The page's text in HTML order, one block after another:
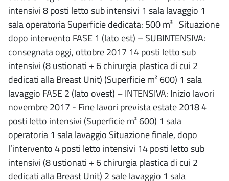
intensivi 8 posti letto sub intensivi 1 sala lavaggio 1
sala operatoria Superficie dedicata: 500 m² Situazione
dopo intervento FASE 1 (lato est) – SUBINTENSIVA:
consegnata oggi, ottobre 2017 14 posti letto sub
intensivi (8 ustionati + 6 chirurgia plastica di cui 2
dedicati alla Breast Unit) (Superficie m² 600) 1 sala
lavaggio FASE 2 (lato ovest) – INTENSIVA: Inizio lavori
novembre 2017 - Fine lavori prevista estate 2018 4
posti letto intensivi (Superficie m² 600) 1 sala
operatoria 1 sala lavaggio Situazione finale, dopo
l’intervento 4 posti letto intensivi 14 posti letto sub
intensivi (8 ustionati + 6 chirurgia plastica di cui 2
dedicati alla Breast Unit) 2 sale lavaggio 1 sala